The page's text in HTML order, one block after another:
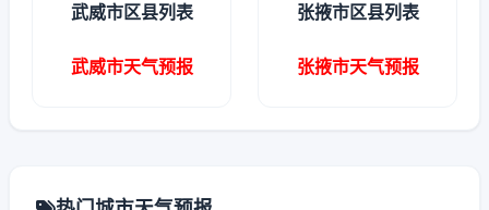
武威市区县列表
武威市天气预报
张掖市区县列表
张掖市天气预报